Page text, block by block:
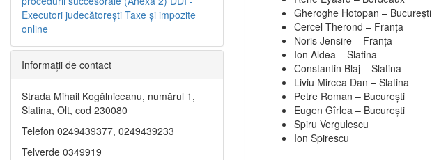
Gheroghe Hotopan – Bucureşti
Cercel Therond – Franţa
Noris Jensire – Franţa
Ion Aldea – Slatina
Constantin Blaj – Slatina
Liviu Mircea Dan – Slatina
Petre Roman – Bucureşti
Eugen Gîrlea – Bucureşti
Spiru Vergulescu
Ion Spirescu
Executori judecătorești Taxe şi impozite
online
Informaţii de contact
Strada Mihail Kogălniceanu, numărul 1,
Slatina, Olt, cod 230080
Telefon 0249439377, 0249439233
Telverde 0349919